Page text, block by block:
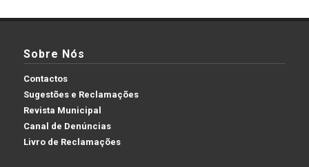
Sobre Nós
Contactos
Sugestões e Reclamações
Revista Municipal
Canal de Denúncias
Livro de Reclamações